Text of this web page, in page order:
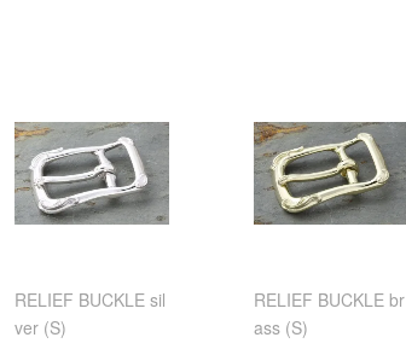
RELIEF BUCKLE sil
ver (S)
RELIEF BUCKLE br
ass (S)